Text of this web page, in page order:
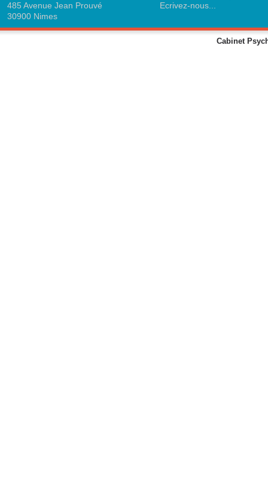
485 Avenue Jean Prouvé
30900 Nimes
Ecrivez-nous...
Cabinet